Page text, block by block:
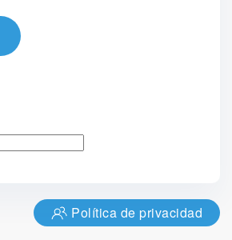
Política de privacidad